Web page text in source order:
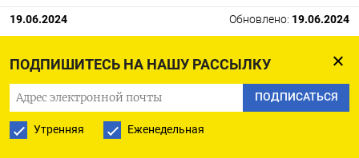
ПОДПИШИТЕСЬ НА НАШУ РАССЫЛКУ
ПОДПИСАТЬСЯ
Утренняя Еженедельная
19.06.2024 Обновлено: 19.06.2024